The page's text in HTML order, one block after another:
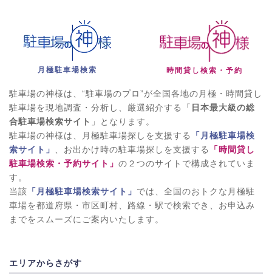
月極駐車場検索 時間貸し検索・予約
駐車場の神様は、“駐車場のプロ”が全国各地の月極・時間貸し
駐車場を現地調査・分析し、厳選紹介する「 日本最大級の総
合駐車場検索サイト 」となります。
駐車場の神様は、月極駐車場探しを支援する
「月極駐車場検
索サイト」
、お出かけ時の駐車場探しを支援する
「時間貸し
駐車場検索・予約サイト」 の２つのサイトで構成されていま
す。
当該 「月極駐車場検索サイト」 では、全国のおトクな月極駐
車場を都道府県・市区町村、路線・駅で検索でき、お申込み
までをスムーズにご案内いたします。
エリアからさがす